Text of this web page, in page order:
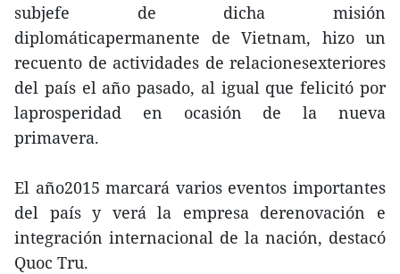
subjefe de dicha misión
diplomáticapermanente de Vietnam, hizo un
recuento de actividades de relacionesexteriores
del país el año pasado, al igual que felicitó por
laprosperidad en ocasión de la nueva
primavera.
El año2015 marcará varios eventos importantes
del país y verá la empresa derenovación e
integración internacional de la nación, destacó
Quoc Tru.